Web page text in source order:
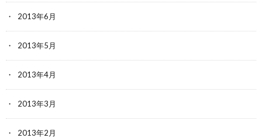
2013年6月
2013年5月
2013年4月
2013年3月
2013年2月